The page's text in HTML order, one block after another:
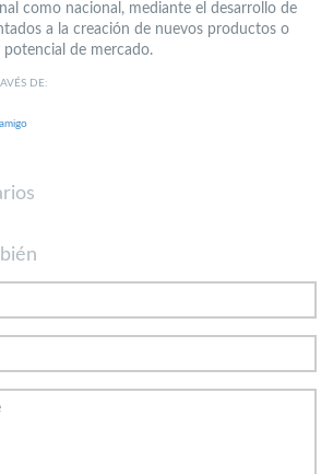
como nacional, mediante el desarrollo de
a la creación de nuevos productos o
de mercado.
DE: